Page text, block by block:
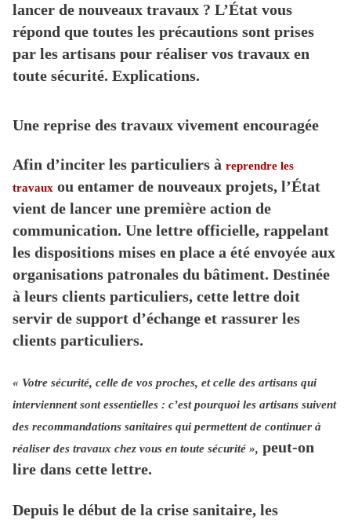
lancer de nouveaux travaux ? L’État vous
répond que toutes les précautions sont prises
par les artisans pour réaliser vos travaux en
toute sécurité. Explications.
Une reprise des travaux vivement encouragée
Afin d’inciter les particuliers à reprendre les
travaux ou entamer de nouveaux projets, l’État
vient de lancer une première action de
communication. Une lettre officielle, rappelant
les dispositions mises en place a été envoyée aux
organisations patronales du bâtiment. Destinée
à leurs clients particuliers, cette lettre doit
servir de support d’échange et rassurer les
clients particuliers.
« Votre sécurité, celle de vos proches, et celle des artisans qui
interviennent sont essentielles : c’est pourquoi les artisans suivent
des recommandations sanitaires qui permettent de continuer à
réaliser des travaux chez vous en toute sécurité », peut-on
lire dans cette lettre.
Depuis le début de la crise sanitaire, les